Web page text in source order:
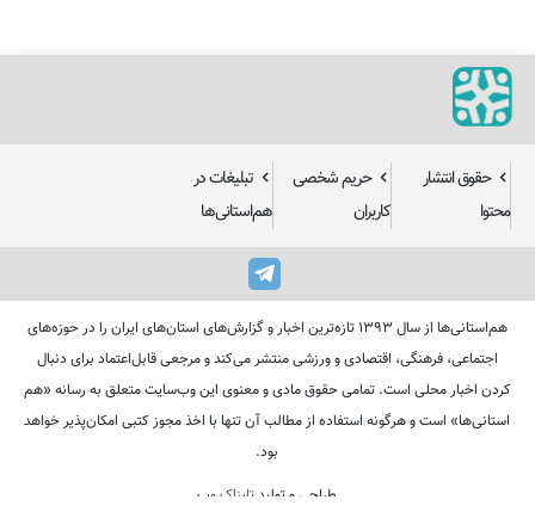
حقوق انتشار
محتوا
حریم شخصی
کاربران
تبلیغات در
هم‌استانی‌ها
هم‌استانی‌ها از سال ۱۳۹۳ تازه‌ترین اخبار و گزارش‌های استان‌های ایران را در حوزه‌های
اجتماعی، فرهنگی، اقتصادی و ورزشی منتشر می‌کند و مرجعی قابل‌اعتماد برای دنبال
کردن اخبار محلی است. تمامی حقوق مادی و معنوی این وب‌سایت متعلق به رسانه «هم
استانی‌ها» است و هرگونه استفاده از مطالب آن تنها با اخذ مجوز کتبی امکان‌پذیر خواهد
بود.
طراحی و تولید تابناک وب